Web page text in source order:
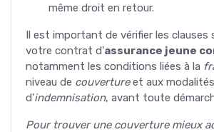
même droit en retour.
Il est important de vérifier les clauses
votre contrat d'assurance jeune
notamment les conditions liées à la
niveau de couvertureet aux modalités
d'indemnisation, avant toute
Pour trouver une couverture mieux